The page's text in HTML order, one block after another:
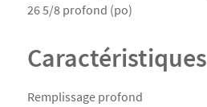
26 5/8 profond (po)
Caractéristiques
Remplissage profond